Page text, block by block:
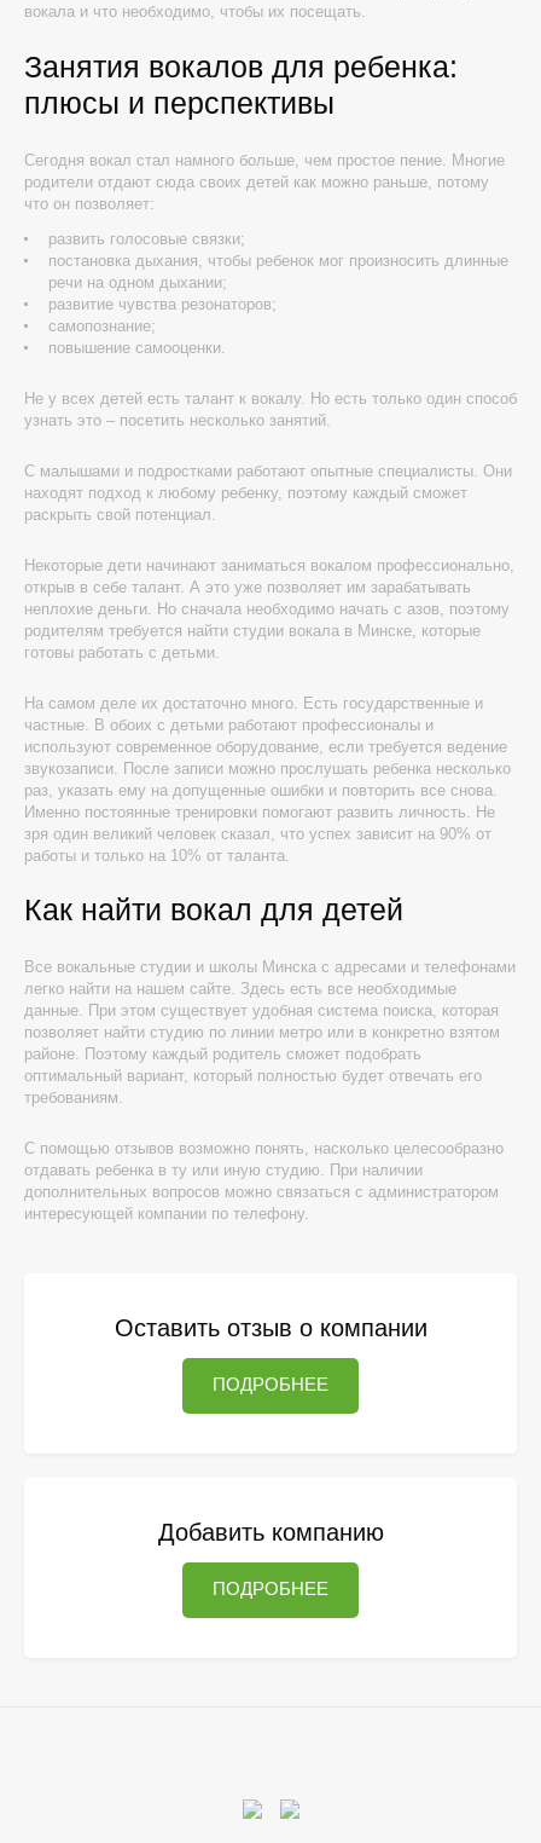
вокала и что необходимо, чтобы их посещать.
Занятия вокалов для ребенка:
плюсы и перспективы
Сегодня вокал стал намного больше, чем простое пение. Многие
родители отдают сюда своих детей как можно раньше, потому
что он позволяет:
развить голосовые связки;
постановка дыхания, чтобы ребенок мог произносить длинные
речи на одном дыхании;
развитие чувства резонаторов;
самопознание;
повышение самооценки.
Не у всех детей есть талант к вокалу. Но есть только один способ
узнать это – посетить несколько занятий.
С малышами и подростками работают опытные специалисты. Они
находят подход к любому ребенку, поэтому каждый сможет
раскрыть свой потенциал.
Некоторые дети начинают заниматься вокалом профессионально,
открыв в себе талант. А это уже позволяет им зарабатывать
неплохие деньги. Но сначала необходимо начать с азов, поэтому
родителям требуется найти студии вокала в Минске, которые
готовы работать с детьми.
На самом деле их достаточно много. Есть государственные и
частные. В обоих с детьми работают профессионалы и
используют современное оборудование, если требуется ведение
звукозаписи. После записи можно прослушать ребенка несколько
раз, указать ему на допущенные ошибки и повторить все снова.
Именно постоянные тренировки помогают развить личность. Не
зря один великий человек сказал, что успех зависит на 90% от
работы и только на 10% от таланта.
Как найти вокал для детей
Все вокальные студии и школы Минска с адресами и телефонами
легко найти на нашем сайте. Здесь есть все необходимые
данные. При этом существует удобная система поиска, которая
позволяет найти студию по линии метро или в конкретно взятом
районе. Поэтому каждый родитель сможет подобрать
оптимальный вариант, который полностью будет отвечать его
требованиям.
С помощью отзывов возможно понять, насколько целесообразно
отдавать ребенка в ту или иную студию. При наличии
дополнительных вопросов можно связаться с администратором
интересующей компании по телефону.
Оставить отзыв о компании
ПОДРОБНЕЕ
Добавить компанию
ПОДРОБНЕЕ